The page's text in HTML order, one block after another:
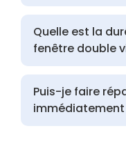
Quelle est la
fenêtre double
Puis-je faire
immédiatement